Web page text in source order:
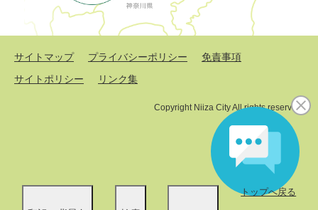
トップへ戻る
サイトマップ プライバシーポリシー
免責事項
サイトポリシー
リンク集
Copyright Niiza City All rights reserved.